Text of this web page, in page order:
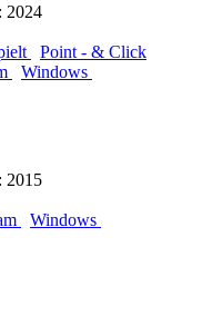
2024
Point - & Click
Windows
2015
Windows